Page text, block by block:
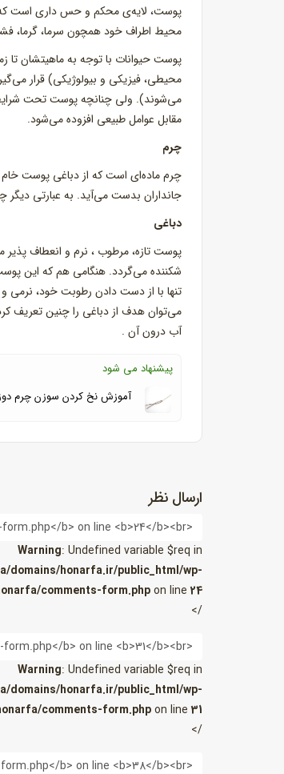
پوست، لایه‌ی محکم و حس داری است که
محیط اطراف خود همچون سرما، گرما،
پوست حیوانات با توجه به ماهیتشان تا
محیطی، فیزیکی و بیولوژیکی) قرار
می‌شوند). ولی چنانچه پوست تحت
مقابل عوامل طبیعی افزوده می‌شود.
چرم
چرم ماده‌ای است که از دباغی پوست خام
جانداران بدست می‌آید. به عبارتی
دباغی
پوست تازه، مرطوب ، نرم و انعطاف
شکننده می‌گردد. هنگامی هم که این
تنها با از دست دادن رطوبت خود،
می‌توان هدف از دباغی را چنین
آب درون آن .
پیشنهاد می شود
آموزش نخ کردن سوزن چرم
ارسال نظر
Warning: Undefined variable $req in
domains/honarfa.ir/public_html/wp-
comments-form.phpon line24
/>
ایمیل
Warning: Undefined variable $req in
domains/honarfa.ir/public_html/wp-
comments-form.phpon line31
/>